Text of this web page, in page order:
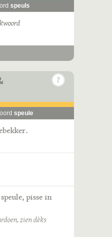
speuls
speule
pisse in
zien dèks